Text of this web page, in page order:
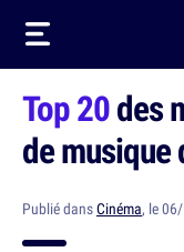
Top 20des
de musique
Publié dansCinéma, le